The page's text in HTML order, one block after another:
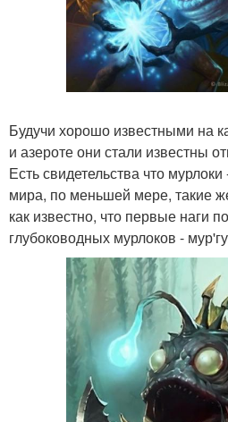
Будучи хорошо известными на
и азероте они стали известны
Есть свидетельства что
мира, по меньшей мере, такие
как известно, что первые наги
глубоководных мурлоков -